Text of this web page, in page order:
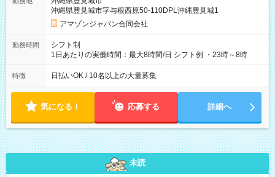
☆Amazon直雇用で安定して働けます！ 【試用期間】試用期間
あり 試用期間の長さ：1週間 雇用形態、給与は本採用時と同じ
です。
沖縄県豊見城市字与根西原50-110DPL沖縄豊見城1
アマゾンジャパン合同会社
勤務時間
シフト制
1日あたりの実働時間：最大8時間/日 シフト例 ・23時～8時
特徴 日払いOK / 10名以上の大量募集
気になる！ 応募する 詳細へ
未読